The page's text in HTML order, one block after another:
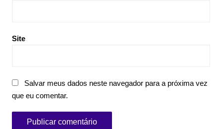
Site
Salvar meus dados neste navegador para a próxima vez
que eu comentar.